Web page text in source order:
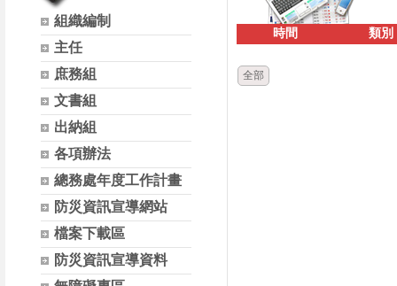
組織編制
主任
庶務組
文書組
出納組
各項辦法
總務處年度工作計畫
防災資訊宣導網站
檔案下載區
防災資訊宣導資料
時間 類別
全部